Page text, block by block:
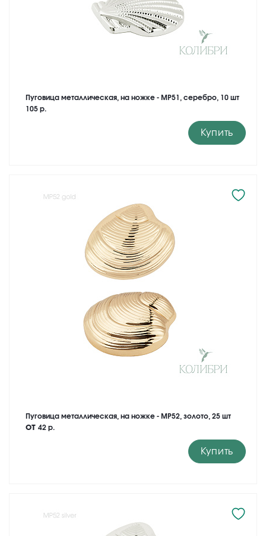
Пуговица металлическая, на ножке - MP51, серебро, 10 шт
105 р.
Купить
Пуговица металлическая, на ножке - MP52, золото, 25 шт
от 42 р.
Купить